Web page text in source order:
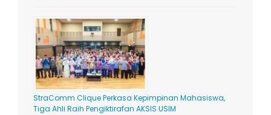
StraComm Clique Perkasa Kepimpinan Mahasiswa,
Tiga Ahli Raih Pengiktirafan AKSIS USIM